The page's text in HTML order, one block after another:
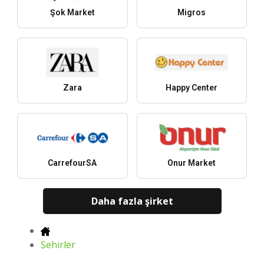
Şok Market Migros
Zara Happy Center
CarrefourSA Onur Market
Daha fazla şirket
Şehirler